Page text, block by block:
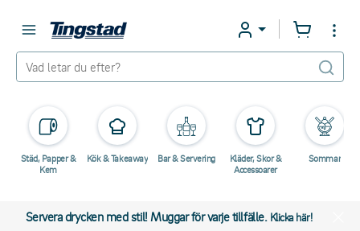
Städ, Papper &
Kem
Kök & Takeaway Bar & Servering
Kläder, Skor &
Accessoarer
Sommar
Servera drycken med stil! Muggar för varje tillfälle. Klicka här!